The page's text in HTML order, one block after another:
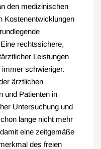
den medizinischen
Kostenentwicklungen
rechtssichere,
Leistungen
schwieriger.
ärztlichen
und Patienten in
Untersuchung und
lange nicht mehr
eine zeitgemäße
des freien